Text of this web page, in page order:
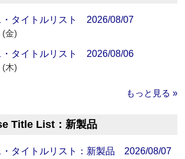
・タイトルリスト 2026/08/07
(金)
・タイトルリスト 2026/08/06
(木)
もっと見る »
Title List：新製品
・タイトルリスト：新製品 2026/08/07